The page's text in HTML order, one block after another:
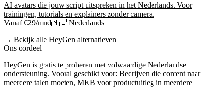
AI avatars die jouw script uitspreken in het Nederlands. Voor
trainingen, tutorials en explainers zonder camera.
Vanaf €29/mnd🇳🇱 Nederlands
→ Bekijk alle HeyGen alternatieven
Ons oordeel
HeyGen is gratis te proberen met volwaardige Nederlandse
ondersteuning. Vooral geschikt voor: Bedrijven die content naar
meerdere talen moeten, MKB voor productuitleg in meerdere